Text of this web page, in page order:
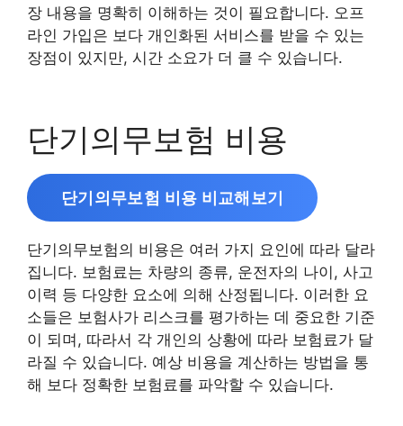
장 내용을 명확히 이해하는 것이 필요합니다. 오프
라인 가입은 보다 개인화된 서비스를 받을 수 있는
장점이 있지만, 시간 소요가 더 클 수 있습니다.
단기의무보험 비용
단기의무보험 비용 비교해보기
단기의무보험의 비용은 여러 가지 요인에 따라 달라
집니다. 보험료는 차량의 종류, 운전자의 나이, 사고
이력 등 다양한 요소에 의해 산정됩니다. 이러한 요
소들은 보험사가 리스크를 평가하는 데 중요한 기준
이 되며, 따라서 각 개인의 상황에 따라 보험료가 달
라질 수 있습니다. 예상 비용을 계산하는 방법을 통
해 보다 정확한 보험료를 파악할 수 있습니다.